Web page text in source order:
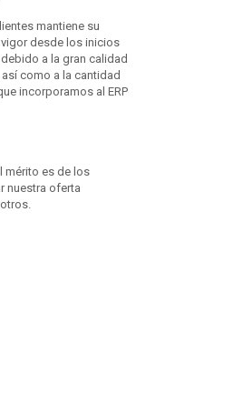
mantiene su
desde los inicios
a la gran calidad
como a la cantidad
incorporamos al ERP
mérito es de los
nuestra oferta